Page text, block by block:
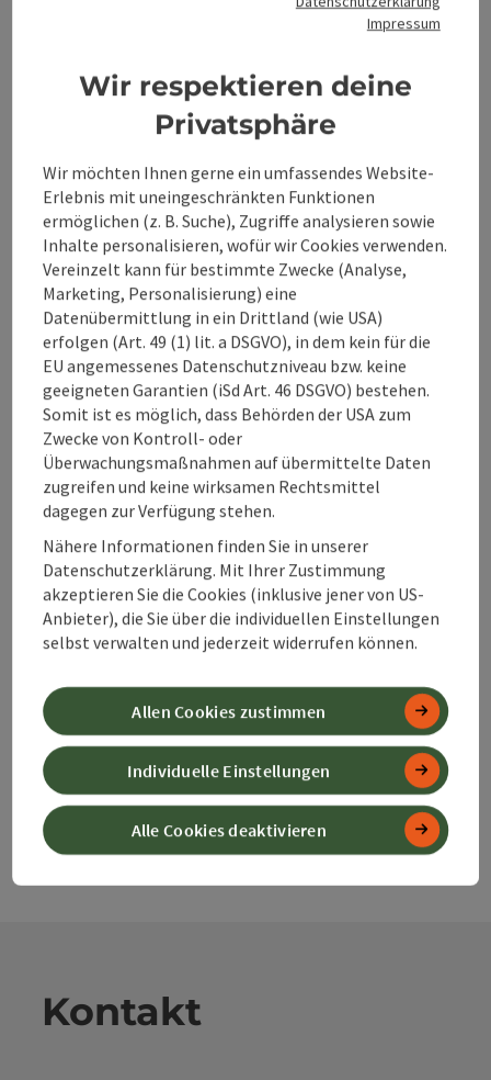
Erw. € 95,- | Kinder 3 - 12 Jahre € 47,50
Anmeldung und nähere Infos in der
Touristinformation Steyr
Kontakt
Veranstaltungsort
Anreise/Lage
Barrierefreiheit
Beitrag merken
zum Merkzettel
Beitrag drucken
In der Nähe
powered byTOURDATA Änderung vorschlagen
Kontakt
Impressum
Wir respektieren deine
Privatsphäre
Wir möchten Ihnen gerne ein umfassendes Website-
Erlebnis mit uneingeschränkten Funktionen
ermöglichen (z. B. Suche), Zugriffe analysieren sowie
Inhalte personalisieren, wofür wir Cookies verwenden.
Vereinzelt kann für bestimmte Zwecke (Analyse,
Marketing, Personalisierung) eine
Datenübermittlung in ein Drittland (wie USA)
erfolgen (Art. 49 (1) lit. a DSGVO), in dem kein für die
EU angemessenes Datenschutzniveau bzw. keine
geeigneten Garantien (iSd Art. 46 DSGVO) bestehen.
Somit ist es möglich, dass Behörden der USA zum
Zwecke von Kontroll- oder
Überwachungsmaßnahmen auf übermittelte Daten
zugreifen und keine wirksamen Rechtsmittel
dagegen zur Verfügung stehen.
Nähere Informationen finden Sie in unserer
Datenschutzerklärung. Mit Ihrer Zustimmung
akzeptieren Sie die Cookies (inklusive jener von US-
Anbieter), die Sie über die individuellen Einstellungen
selbst verwalten und jederzeit widerrufen können.
Alle Cookies deaktivieren
Individuelle Einstellungen
Allen Cookies zustimmen